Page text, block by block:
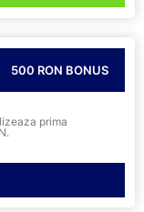
500 RON BONUS
prima